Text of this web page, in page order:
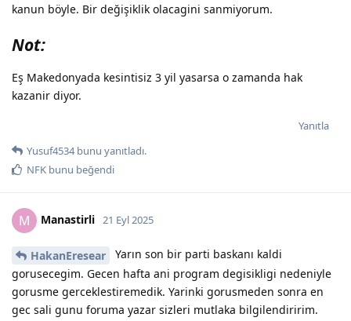
kanun böyle. Bir değişiklik olacagini sanmiyorum.
Not:
Eş Makedonyada kesintisiz 3 yil yasarsa o zamanda hak
kazanir diyor.
Yanıtla
Yusuf4534bunu yanıtladı.
NFK bunu beğendi
M Manastirli 21 Eyl 2025
HakanEresear
Yarın son bir parti baskanı kaldi
gorusecegim. Gecen hafta ani program degisikligi nedeniyle
gorusme gerceklestiremedik. Yarinki gorusmeden sonra en
gec sali gunu foruma yazar sizleri mutlaka bilgilendiririm.